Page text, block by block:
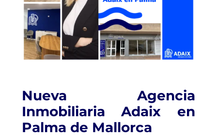
Nueva Agencia
Inmobiliaria Adaix en
Palma de Mallorca